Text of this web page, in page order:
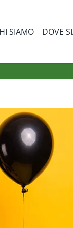
SIAMO DOVE